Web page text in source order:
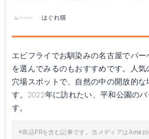
はぐれ猫
エビフライでお馴染みの名古屋でバ
を選んでみるのもおすすめです。人
穴場スポットで、自然の中の開放的
す。2022年に訪れたい、平和公園の
す。
※商品PRを含む記事です。当メディアは